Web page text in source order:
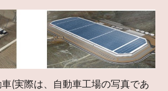
(実際は、自動車工場の写真であ